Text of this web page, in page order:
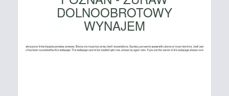
DOLNOOBROTOWY
WYNAJEM